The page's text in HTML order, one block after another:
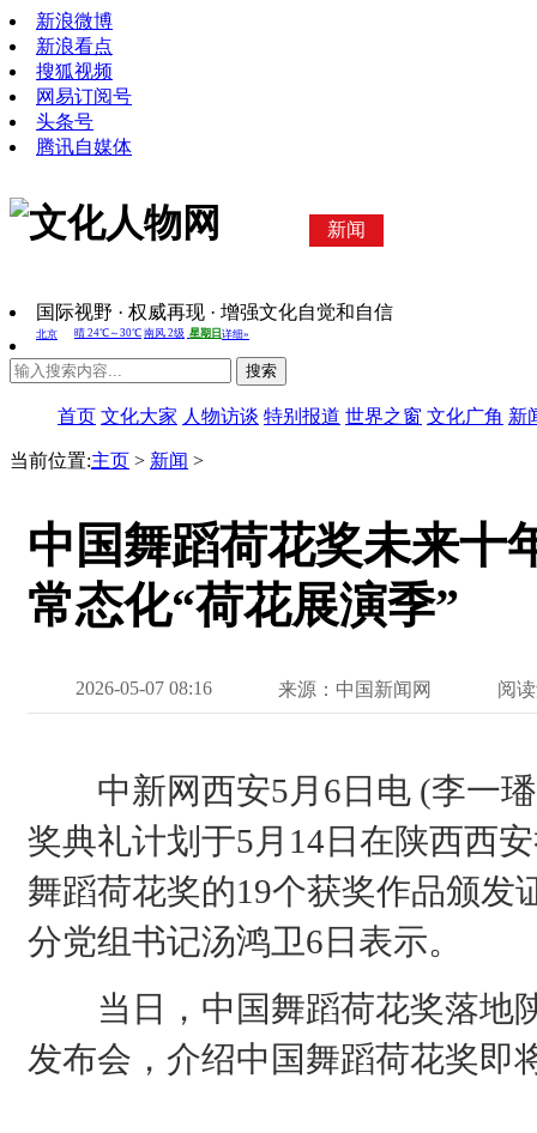
新浪微博
新浪看点
搜狐视频
网易订阅号
头条号
腾讯自媒体
新闻
国际视野 · 权威再现 · 增强文化自觉和自信
搜索
首页 文化大家 人物访谈 特别报道 世界之窗 文化广角 新
当前位置:主页 > 新闻 >
中国舞蹈荷花奖未来十
常态化“荷花展演季”
2026-05-07 08:16 来源：中国新闻网 阅
中新网西安5月6日电 (李一璠
奖典礼计划于5月14日在陕西西
舞蹈荷花奖的19个获奖作品颁发
分党组书记汤鸿卫6日表示。
当日，中国舞蹈荷花奖落地
发布会，介绍中国舞蹈荷花奖即